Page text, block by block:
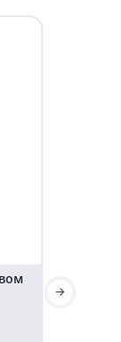
дальнего